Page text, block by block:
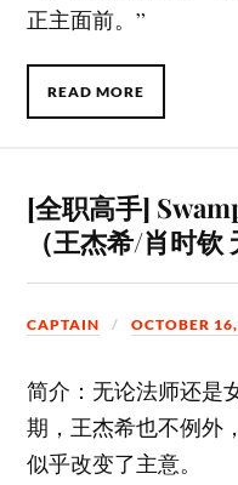
正主面前。”
READ MORE
[全职高手]
（王杰希/肖时钦
CAPTAIN OCTOBER
简介：无论法师还是
期，王杰希也不例外
似乎改变了主意。